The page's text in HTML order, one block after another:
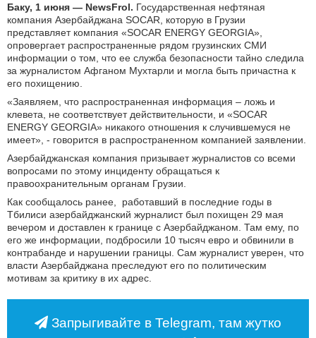
АВТО И МОТО
ЭГОИЗМ
Баку, 1 июня — NewsFrol. Государственная нефтяная
компания Азербайджана SOCAR, которую в Грузии
представляет компания «SOCAR ENERGY GEORGIA»,
опровергает распространенные рядом грузинских СМИ
информации о том, что ее служба безопасности тайно следила
за журналистом Афганом Мухтарли и могла быть причастна к
его похищению.
«Заявляем, что распространенная информация – ложь и
клевета, не соответствует действительности, и «SOCAR
ENERGY GEORGIA» никакого отношения к случившемуся не
имеет», - говорится в распространенном компанией заявлении.
Азербайджанская компания призывает журналистов со всеми
вопросами по этому инциденту обращаться к
правоохранительным органам Грузии.
Как сообщалось ранее, работавший в последние годы в
Тбилиси азербайджанский журналист был похищен 29 мая
вечером и доставлен к границе с Азербайджаном. Там ему, по
его же информации, подбросили 10 тысяч евро и обвинили в
контрабанде и нарушении границы. Сам журналист уверен, что
власти Азербайджана преследуют его по политическим
мотивам за критику в их адрес.
Запрыгивайте в Telegram, там жутко